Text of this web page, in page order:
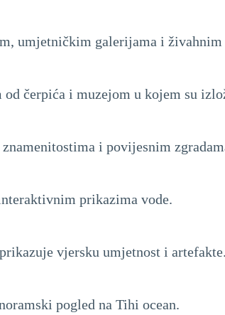
umjetničkim galerijama i
čerpića i muzejom u kojem su
i povijesnim
prikazima vode.
vjersku umjetnost i artefakte.
pogled na Tihi ocean.